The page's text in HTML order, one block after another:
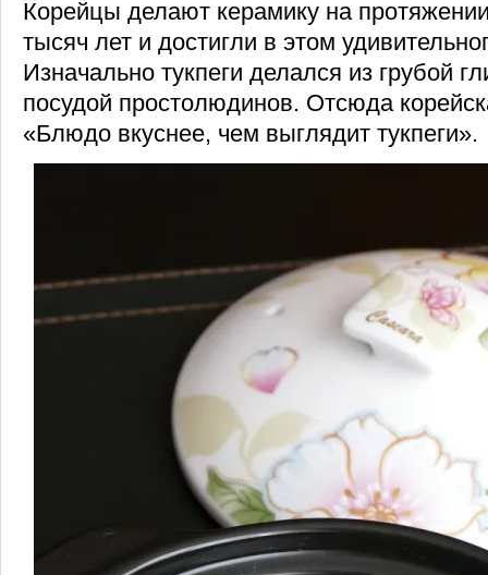
Корейцы делают керамику на
тысяч лет и достигли в этом
Изначально тукпеги делался из грубой
посудой простолюдинов. Отсюда
«Блюдо вкуснее, чем выглядит тукпеги».